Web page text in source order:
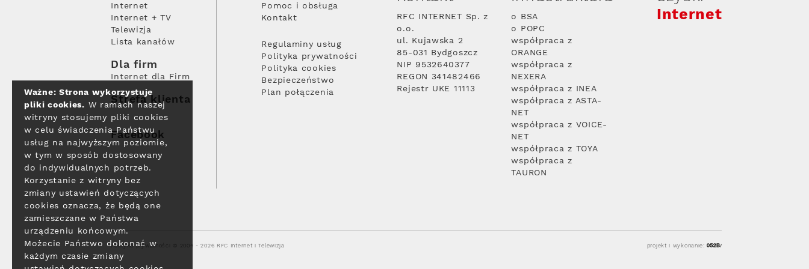
Internet
Internet + TV
Telewizja
Lista kanałów
Dla firm
Internet dla Firm
Strefa klienta
Facebook
Pomoc i obsługa
Kontakt
Regulaminy usług
Polityka prywatności
Polityka cookies
Bezpieczeństwo
Plan połączenia
RFC INTERNET Sp. z
o.o.
ul. Kujawska 2
85-031 Bydgoszcz
NIP 9532640377
REGON 341482466
Rejestr UKE 11113
o BSA
o POPC
współpraca z
ORANGE
współpraca z
NEXERA
współpraca z INEA
współpraca z ASTA-
NET
współpraca z VOICE-
NET
współpraca z TOYA
współpraca z
TAURON
Internet
Polityka prywatności © 2004 - 2026 RFC Internet i Telewizja projekt i wykonanie:
Ważne: Strona wykorzystuje
pliki cookies. W ramach naszej
witryny stosujemy pliki cookies
w celu świadczenia Państwu
usług na najwyższym poziomie,
w tym w sposób dostosowany
do indywidualnych potrzeb.
Korzystanie z witryny bez
zmiany ustawień dotyczących
cookies oznacza, że będą one
zamieszczane w Państwa
urządzeniu końcowym.
Możecie Państwo dokonać w
każdym czasie zmiany